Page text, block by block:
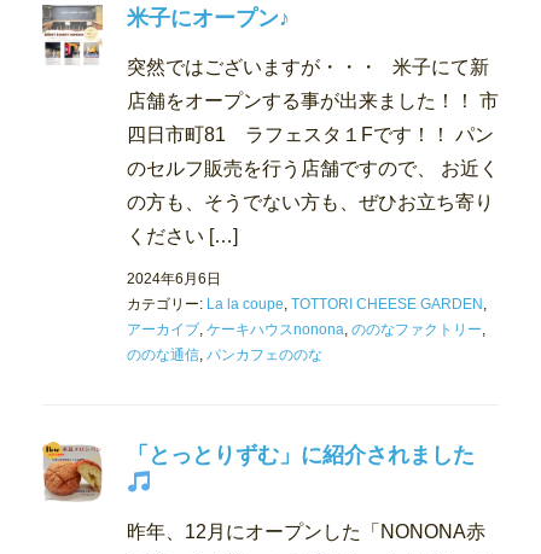
米子にオープン♪
突然ではございますが・・・ 米子にて新
店舗をオープンする事が出来ました！！ 市
四日市町81 ラフェスタ１Fです！！ パン
のセルフ販売を行う店舗ですので、 お近く
の方も、そうでない方も、ぜひお立ち寄り
ください […]
2024年6月6日
カテゴリー: La la coupe, TOTTORI CHEESE GARDEN ,
アーカイブ, ケーキハウスnonona, ののなファクトリー,
ののな通信, パンカフェののな
「とっとりずむ」に紹介されました
昨年、12月にオープンした「NONONA赤